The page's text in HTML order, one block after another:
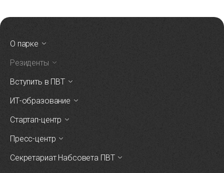
О парке
Резиденты
Вступить в ПВТ
ИТ-образование
Стартап-центр
Пресс-центр
Секретариат Набсовета ПВТ